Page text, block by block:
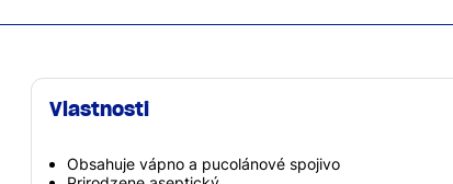
Vlastnosti
Obsahuje vápno a pucolánové spojivo